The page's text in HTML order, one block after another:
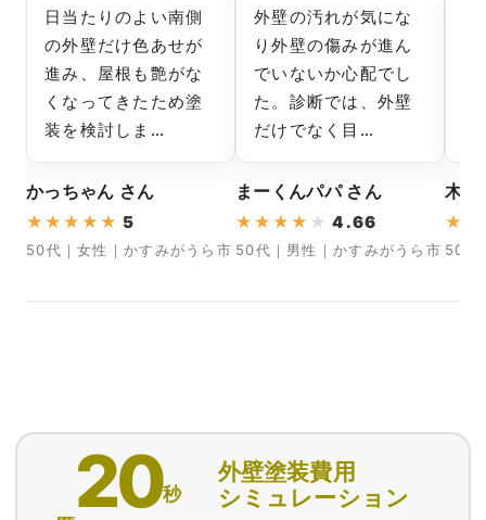
日当たりのよい南側
の外壁だけ色あせが
進み、屋根も艶がな
くなってきたため塗
装を検討しま…
かっちゃん さん
★ ★ ★ ★ ★ 5
50代｜女性｜かすみがうら市
外壁の汚れが気にな
り外壁の傷みが進ん
でいないか心配でし
た。診断では、外壁
だけでなく目…
まーくんパパ さん
★ ★ ★ ★ ★ 4.66
50代｜男性｜かすみがうら市
木村
★
50代
20秒
外壁塗装費用
シミュレーション